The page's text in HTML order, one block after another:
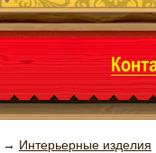
→ Интерьерные изделия